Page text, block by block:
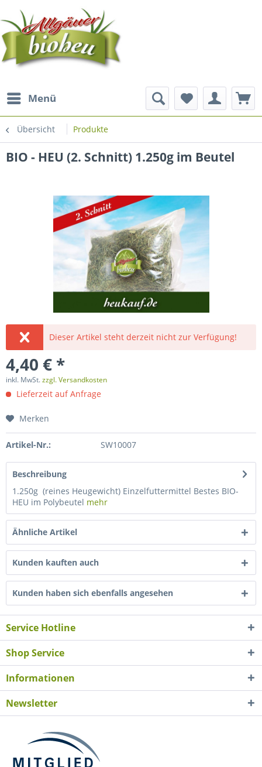
Menü
Übersicht Produkte
BIO - HEU (2. Schnitt) 1.250g im Beutel
Dieser Artikel steht derzeit nicht zur Verfügung!
4,40 € *
inkl. MwSt.zzgl. Versandkosten
Lieferzeit auf Anfrage
Merken
Artikel-Nr.: SW10007
Beschreibung
1.250g (reines Heugewicht) Einzelfuttermittel Bestes BIO-
HEU im Polybeutel mehr
Ähnliche Artikel
Kunden kauften auch
Kunden haben sich ebenfalls angesehen
Service Hotline
Shop Service
Informationen
Newsletter